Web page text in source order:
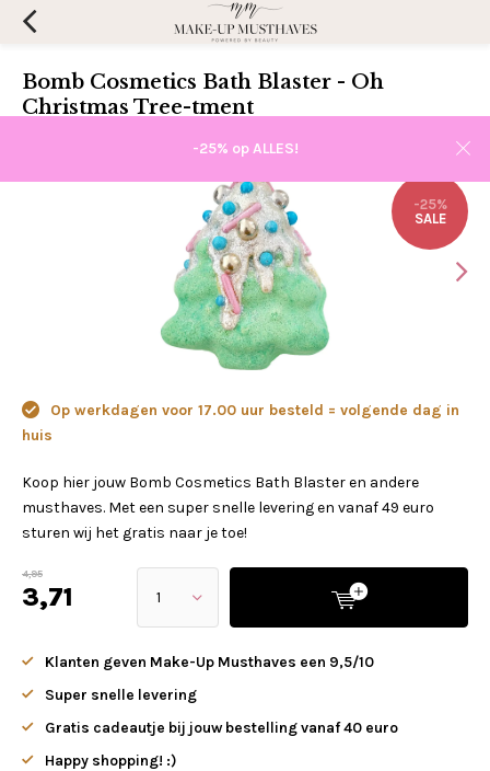
-25% op ALLES!
Bomb Cosmetics Bath Blaster - Oh
Christmas Tree-tment
-25%
SALE
Op werkdagen voor 17.00 uur besteld = volgende dag in
huis
Koop hier jouw Bomb Cosmetics Bath Blaster en andere
musthaves. Met een super snelle levering en vanaf 49 euro
sturen wij het gratis naar je toe!
4,95
3,71
Klanten geven Make-Up Musthaves een 9,5/10
Super snelle levering
Gratis cadeautje bij jouw bestelling vanaf 40 euro
Happy shopping! :)